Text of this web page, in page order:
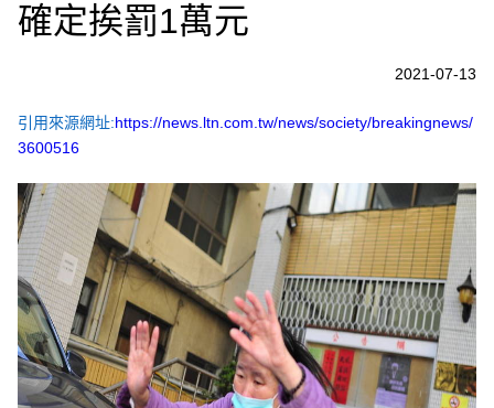
確定挨罰1萬元
2021-07-13
引用來源網址:https://news.ltn.com.tw/news/society/breakingnews/
3600516